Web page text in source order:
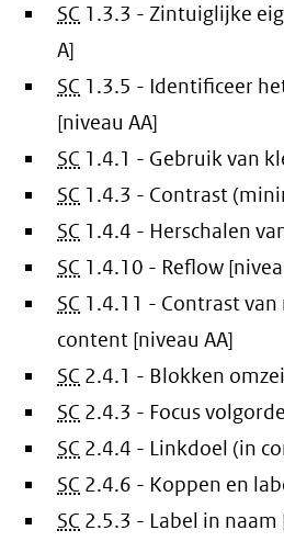
SC 1.3.3 - Zintuiglijke
A]
SC 1.3.5 - Identificeer
[niveau AA]
SC 1.4.1 - Gebruik van
SC 1.4.3 - Contrast
SC 1.4.4 - Herschalen
SC 1.4.10 - Reflow
SC 1.4.11 - Contrast
content [niveau AA]
SC 2.4.1 - Blokken
SC 2.4.3 - Focus
SC 2.4.4 - Linkdoel (in
SC 2.4.6 - Koppen en
SC 2.5.3 - Label in naam